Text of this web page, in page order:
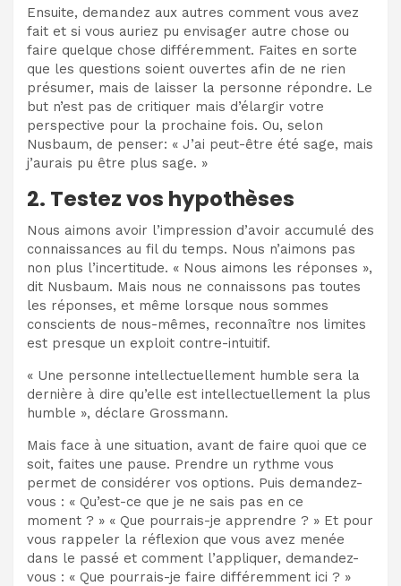
Ensuite, demandez aux autres comment vous avez
fait et si vous auriez pu envisager autre chose ou
faire quelque chose différemment. Faites en sorte
que les questions soient ouvertes afin de ne rien
présumer, mais de laisser la personne répondre. Le
but n’est pas de critiquer mais d’élargir votre
perspective pour la prochaine fois. Ou, selon
Nusbaum, de penser: « J’ai peut-être été sage, mais
j’aurais pu être plus sage. »
2. Testez vos hypothèses
Nous aimons avoir l’impression d’avoir accumulé des
connaissances au fil du temps. Nous n’aimons pas
non plus l’incertitude. « Nous aimons les réponses »,
dit Nusbaum. Mais nous ne connaissons pas toutes
les réponses, et même lorsque nous sommes
conscients de nous-mêmes, reconnaître nos limites
est presque un exploit contre-intuitif.
« Une personne intellectuellement humble sera la
dernière à dire qu’elle est intellectuellement la plus
humble », déclare Grossmann.
Mais face à une situation, avant de faire quoi que ce
soit, faites une pause. Prendre un rythme vous
permet de considérer vos options. Puis demandez-
vous : « Qu’est-ce que je ne sais pas en ce
moment ? » « Que pourrais-je apprendre ? » Et pour
vous rappeler la réflexion que vous avez menée
dans le passé et comment l’appliquer, demandez-
vous : « Que pourrais-je faire différemment ici ? »